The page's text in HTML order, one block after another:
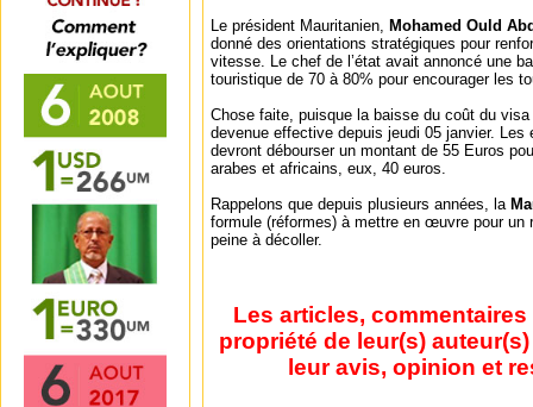
Le président Mauritanien, Mohamed Ould
donné des orientations stratégiques pour
vitesse. Le chef de l’état avait annoncé une
touristique de 70 à 80% pour encourager les
Chose faite, puisque la baisse du coût du
devenue effective depuis jeudi 05 janvier. Les
devront débourser un montant de 55 Euros
arabes et africains, eux, 40 euros.
Rappelons que depuis plusieurs années, la
formule (réformes) à mettre en œuvre pour un
peine à décoller.
Les articles,
propriété de leur(s)
leur avis, opinion et